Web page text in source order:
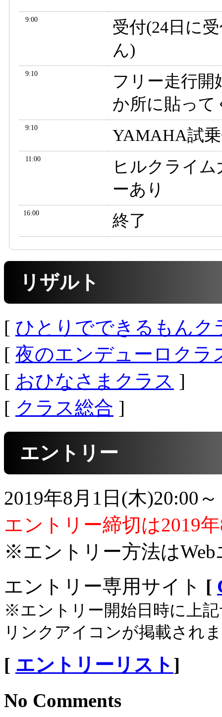
9:00
受付(24日に
ん)
9:10
フリー走行開
か所に貼って
9:10 YAMAHA試
11:00
ヒルクライ
ーあり
16:00 終了
リザルト
[ ひとりでできるもんク
[ 夜のエンデューロクラ
[ おひなさまクラス ]
[ クラス総合 ]
エントリー
2019年8月1日(木)20:00
エントリー締切は2019
※エントリー方法は
エントリー専用サイト [
※エントリー開始日時に上
リンクアイコンが掲載され
[ エントリーリスト ]
No Comments